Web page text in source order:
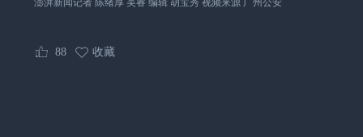
澎湃新闻记者 陈绪厚 吴睿 编辑 胡宝秀 视频来源 广州公安
88 收藏